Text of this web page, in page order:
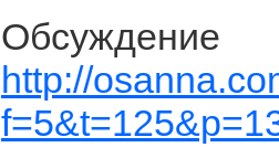
http://